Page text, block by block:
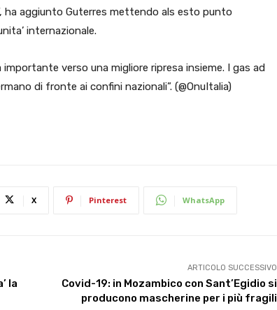
ha aggiunto Guterres mettendo als esto punto
internazionale.
verso una migliore ripresa insieme. I gas ad
di fronte ai confini nazionali”. (@OnuItalia)
X Pinterest WhatsApp
la
ARTICOLO SUCCESSIVO
Covid-19: in Mozambico con Sant’Egidio si
producono mascherine per i più fragili